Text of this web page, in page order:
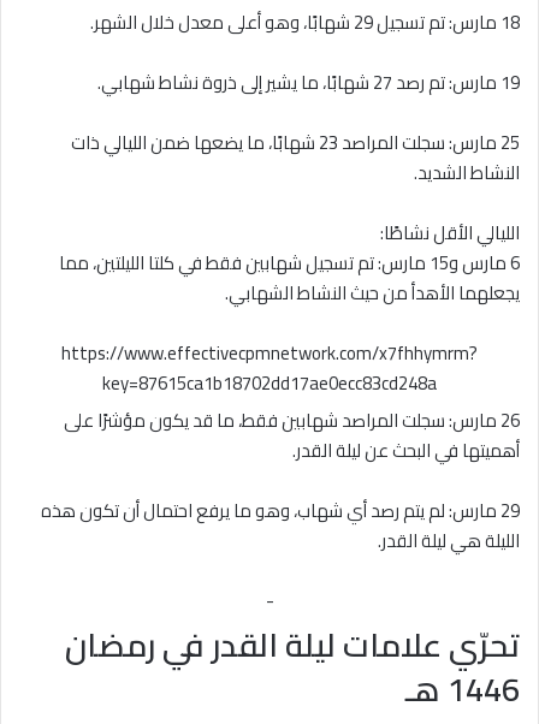
18 مارس: تم تسجيل 29 شهابًا، وهو أعلى معدل خلال الشهر.
19 مارس: تم رصد 27 شهابًا، ما يشير إلى ذروة نشاط شهابي.
25 مارس: سجلت المراصد 23 شهابًا، ما يضعها ضمن الليالي ذات
النشاط الشديد.
الليالي الأقل نشاطًا:
6 مارس و15 مارس: تم تسجيل شهابين فقط في كلتا الليلتين، مما
يجعلهما الأهدأ من حيث النشاط الشهابي.
https://www.effectivecpmnetwork.com/x7fhhymrm?
key=87615ca1b18702dd17ae0ecc83cd248a
26 مارس: سجلت المراصد شهابين فقط، ما قد يكون مؤشرًا على
أهميتها في البحث عن ليلة القدر.
29 مارس: لم يتم رصد أي شهاب، وهو ما يرفع احتمال أن تكون هذه
الليلة هي ليلة القدر.
-
تحرّي علامات ليلة القدر في رمضان
1446 هـ